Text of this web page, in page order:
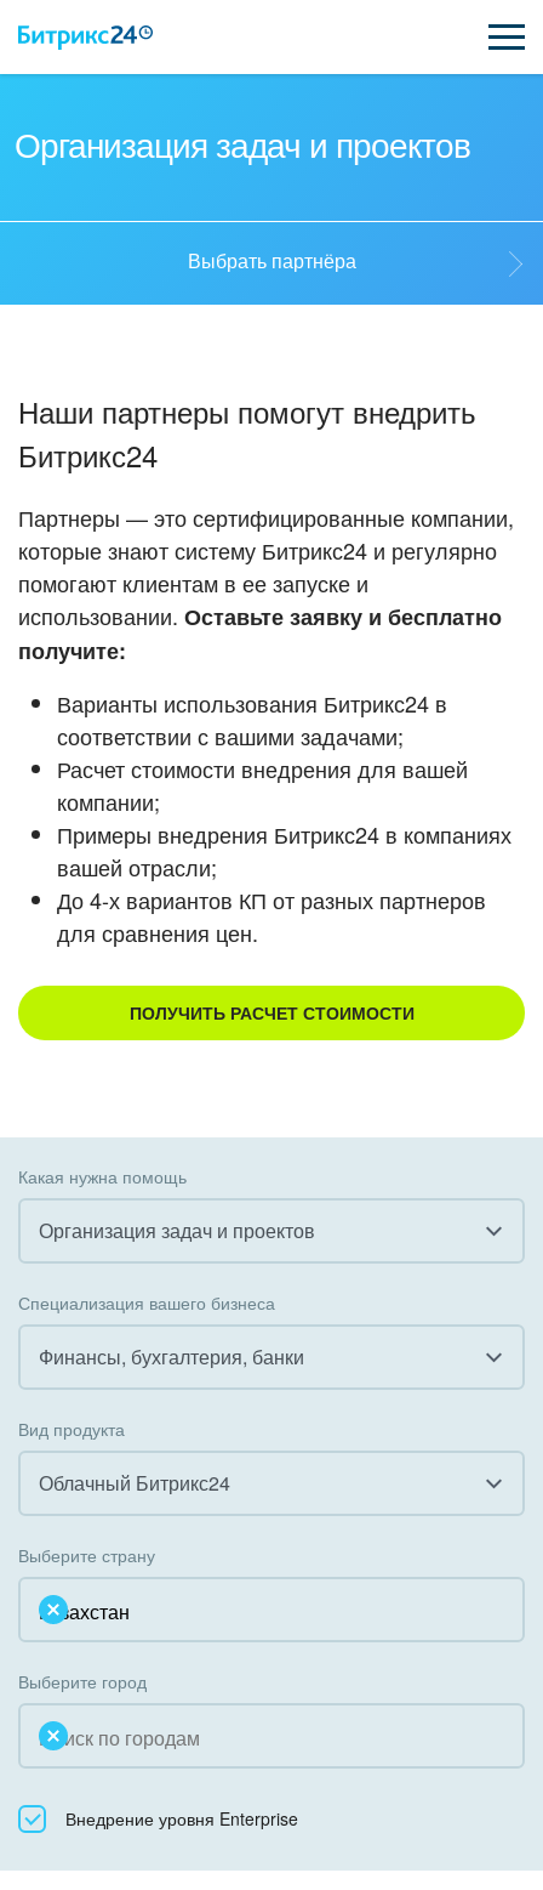
ПОЛУЧИТЬ БЕСПЛАТНО
ВХОД
ВХОД
Организация задач и проектов
Стать партнёром
Кейсы партнеров
Смотреть видеокейсы
Выбрать партнёра
Наши партнеры помогут внедрить
Битрикс24
Партнеры — это сертифицированные компании,
которые знают систему Битрикс24 и регулярно
помогают клиентам в ее запуске и
использовании. Оставьте заявку и бесплатно
получите:
Варианты использования Битрикс24 в
соответствии с вашими задачами;
Расчет стоимости внедрения для вашей
компании;
Примеры внедрения Битрикс24 в компаниях
вашей отрасли;
До 4-х вариантов КП от разных партнеров
для сравнения цен.
ПОЛУЧИТЬ РАСЧЕТ СТОИМОСТИ
Какая нужна помощь
Организация задач и проектов
Внедрение КЭДО
Интеграция с 1С
Организация задач и проектов
Внедрение Бизнес-процессов
Системное администрирование
Интернет-магазин и CRM
Крупные корпоративные внедрения
Внедрение для медицины
Внедрение для гос.организаций
Специализация вашего бизнеса
Финансы, бухгалтерия, банки
Государственные организации
Коммунальные услуги, ЖКХ
Некоммерческие, религиозные организации,
Недвижимость, риэлтерские компании
Образование, наука
Общественно-политические организации
Охрана, безопасность
Вид продукта
Облачный Битрикс24
Облачный Битрикс24
Коробочная версия
Выберите страну
Выберите город
Внедрение уровня Enterprise